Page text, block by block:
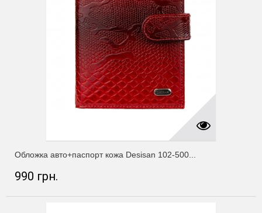
Обложка авто+паспорт кожа Desisan 102-500...
990 грн.